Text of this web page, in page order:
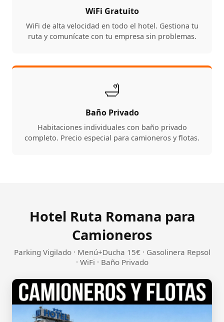
WiFi Gratuito
WiFi de alta velocidad en todo el hotel. Gestiona tu
ruta y comunícate con tu empresa sin problemas.
🛁
Baño Privado
Habitaciones individuales con baño privado
completo. Precio especial para camioneros y flotas.
Hotel Ruta Romana para
Camioneros
Parking Vigilado · Menú+Ducha 15€ · Gasolinera Repsol
· WiFi · Baño Privado